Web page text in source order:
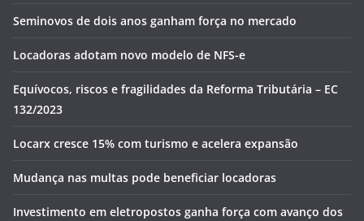
Seminovos de dois anos ganham força no mercado
Locadoras adotam novo modelo de NFS-e
Equívocos, riscos e fragilidades da Reforma Tributária – EC
132/2023
Locarx cresce 15% com turismo e acelera expansão
Mudança nas multas pode beneficiar locadoras
Investimento em eletropostos ganha força com avanço dos